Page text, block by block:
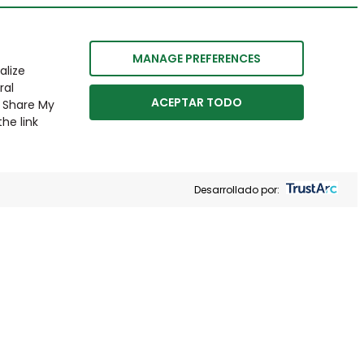
My
link
MANAGE PREFERENCES
ACEPTAR TODO
Desarrollado por: